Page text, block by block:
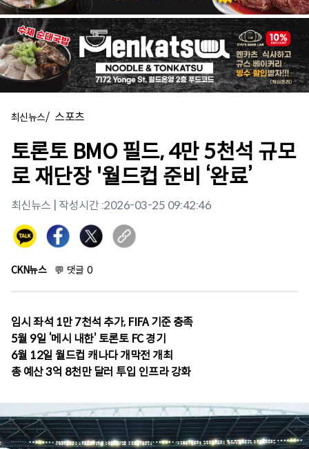
최신뉴스/ 스포츠
토론토 BMO 필드, 4만 5천석 규모
로 재단장 '월드컵 준비 ‘완료’
최신뉴스 | 작성시간 :2026-03-25 09:42:46
CKN뉴스 💬 댓글 0
임시 좌석 1만 7천석 추가, FIFA 기준 충족
5월 9일 ‘메시 내한’ 토론토 FC 경기
6월 12일 월드컵 캐나다 개막전 개최
총 예산 3억 8천만 달러 투입 인프라 강화